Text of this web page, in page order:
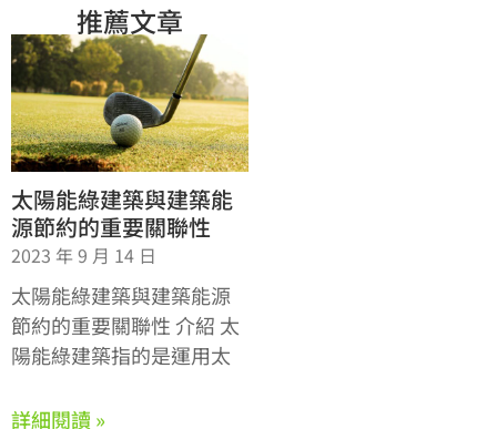
推薦文章
太陽能綠建築與建築能
源節約的重要關聯性
2023 年 9 月 14 日
太陽能綠建築與建築能源
節約的重要關聯性 介紹 太
陽能綠建築指的是運用太
詳細閱讀 »